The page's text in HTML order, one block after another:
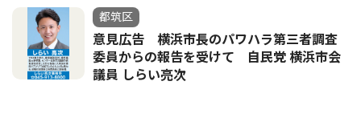
都筑区
意見広告 横浜市長のパワハラ第三者調査
委員からの報告を受けて 自民党 横浜市会
議員 しらい亮次